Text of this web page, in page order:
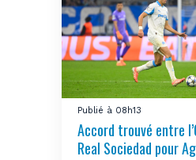
Publié à 08h13
Accord trouvé entre
Real Sociedad pour